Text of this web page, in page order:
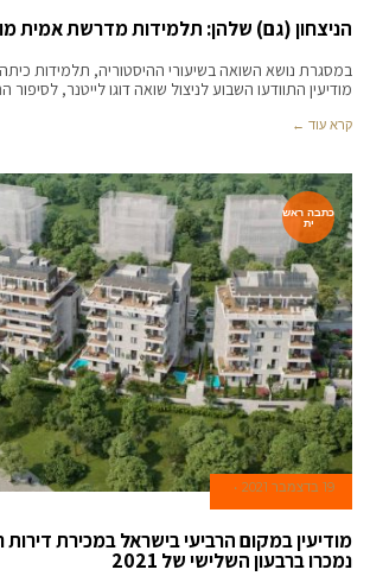
הניצחון (גם) שלהן: תלמידות מדרשת אמית
‏במסגרת נושא השואה בשיעורי ההיסטוריה, תלמידות
מודיעין ‏התוודעו השבוע לניצול שואה דוגו לייטנר, לסיפור
קרא עוד ←
כתבה ראש
ית
19 בדצמבר 2021
נמכרו ברבעון השלישי של 2021